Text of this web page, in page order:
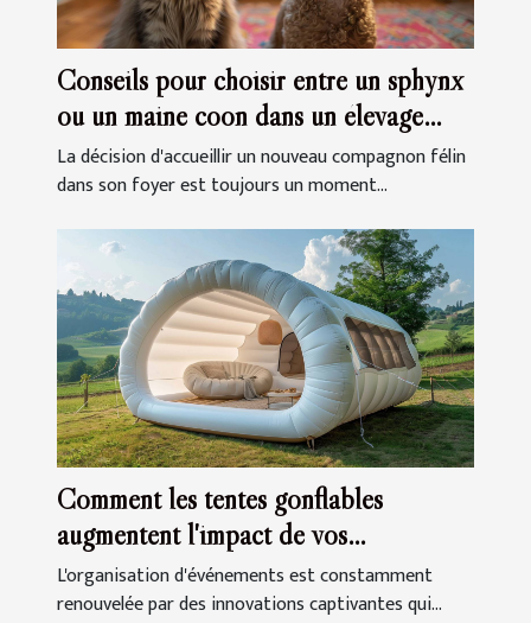
Conseils pour choisir entre un sphynx
ou un maine coon dans un élevage
familial
La décision d'accueillir un nouveau compagnon félin
dans son foyer est toujours un moment...
Comment les tentes gonflables
augmentent l'impact de vos
événements
L'organisation d'événements est constamment
renouvelée par des innovations captivantes qui...